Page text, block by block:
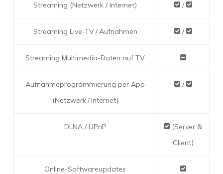
Streaming (Netzwerk / Internet) /
Streaming Live-TV / Aufnahmen /
Streaming Multimedia-Daten auf TV
Aufnahmeprogrammierung per App
(Netzwerk / Internet)
/
DLNA / UPnP
(Server &
Client)
Online-Softwareupdates